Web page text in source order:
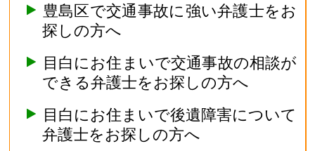
豊島区で交通事故に強い弁護士をお
探しの方へ
目白にお住まいで交通事故の相談が
できる弁護士をお探しの方へ
目白にお住まいで後遺障害について
弁護士をお探しの方へ